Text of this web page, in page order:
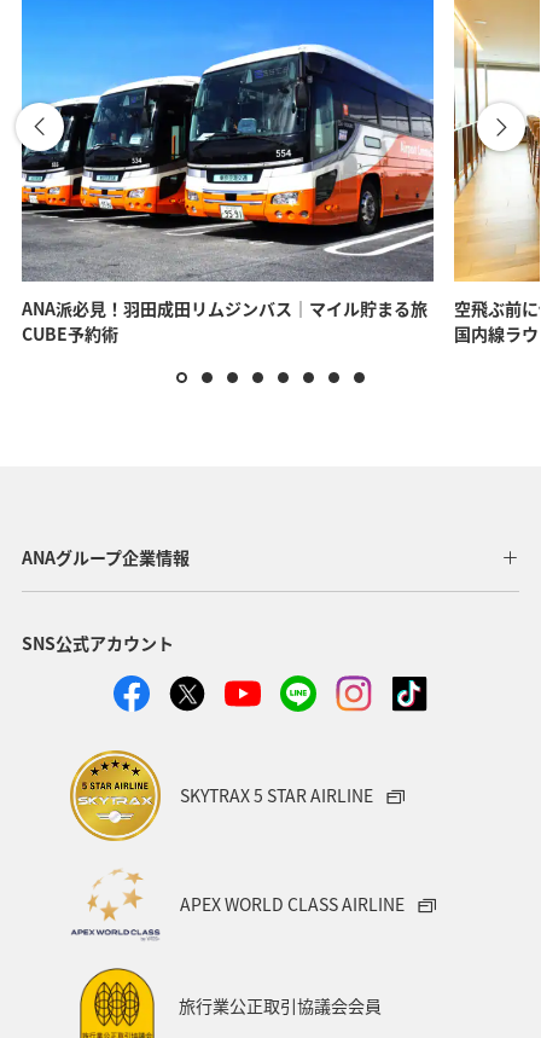
ANA派必見！羽田成田リムジンバス｜マイル貯まる旅
CUBE予約術
空飛ぶ前
国内線ラ
ANAグループ企業情報
SNS公式アカウント
SKYTRAX 5 STAR AIRLINE
APEX WORLD CLASS AIRLINE
旅行業公正取引協議会会員